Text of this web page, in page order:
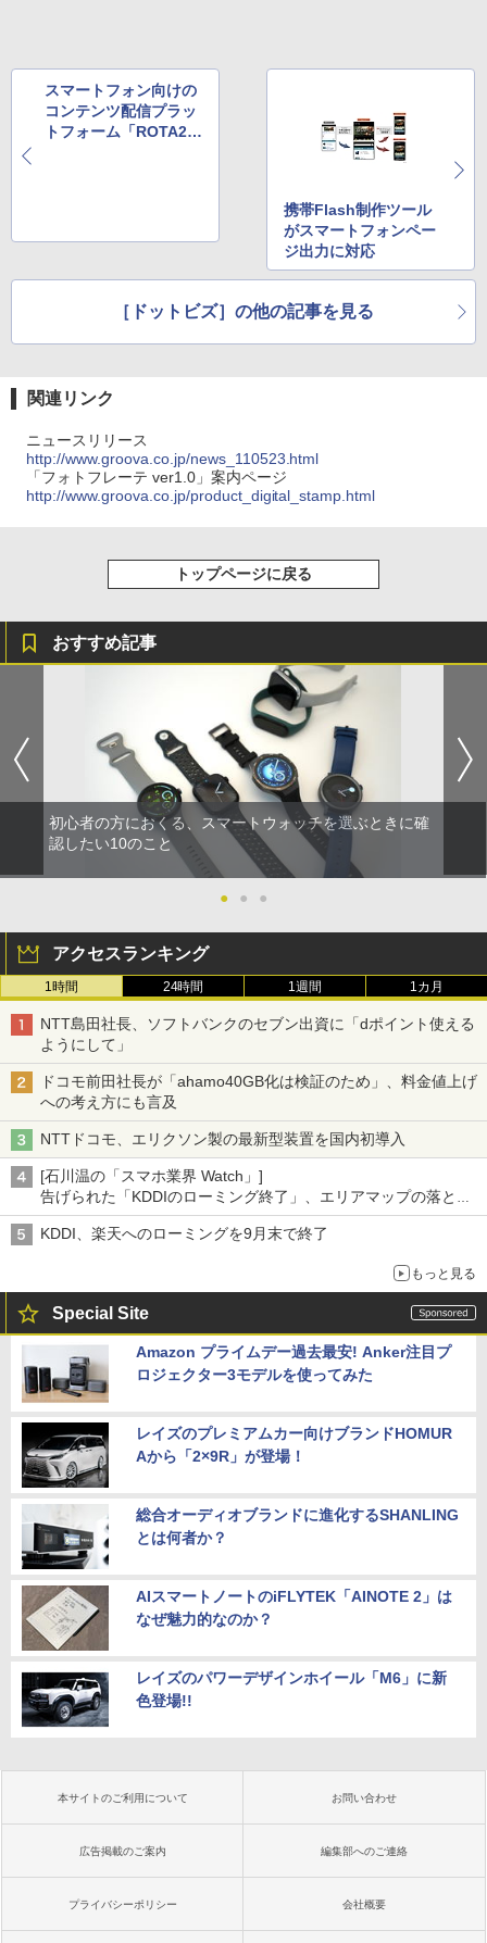
スマートフォン向けの
コンテンツ配信プラッ
トフォーム「ROTA2
携帯Flash制作ツール
がスマートフォンペー
ジ出力に対応
［ドットビズ］の他の記事を見る
関連リンク
ニュースリリース
http://www.groova.co.jp/news_110523.html
「フォトフレーテ ver1.0」案内ページ
http://www.groova.co.jp/product_digital_stamp.html
トップページに戻る
おすすめ記事
初心者の方におくる、スマートウォッチを選ぶときに確
認したい10のこと
● ● ●
アクセスランキング
1時間 24時間 1週間 1カ月
NTT島田社長、ソフトバンクのセブン出資に「dポイント使える
ようにして」
ドコモ前田社長が「ahamo40GB化は検証のため」、料金値上げ
への考え方にも言及
NTTドコモ、エリクソン製の最新型装置を国内初導入
[石川温の「スマホ業界 Watch」]
告げられた「KDDIのローミング終了」、エリアマップの落とし
穴と楽天モバイルの課題
KDDI、楽天へのローミングを9月末で終了
もっと見る
Special Site
Amazon プライムデー過去最安! Anker注目プ
ロジェクター3モデルを使ってみた
レイズのプレミアムカー向けブランドHOMUR
Aから「2×9R」が登場！
総合オーディオブランドに進化するSHANLING
とは何者か？
AIスマートノートのiFLYTEK「AINOTE 2」は
なぜ魅力的なのか？
レイズのパワーデザインホイール「M6」に新
色登場!!
本サイトのご利用について お問い合わせ
広告掲載のご案内 編集部へのご連絡
プライバシーポリシー 会社概要